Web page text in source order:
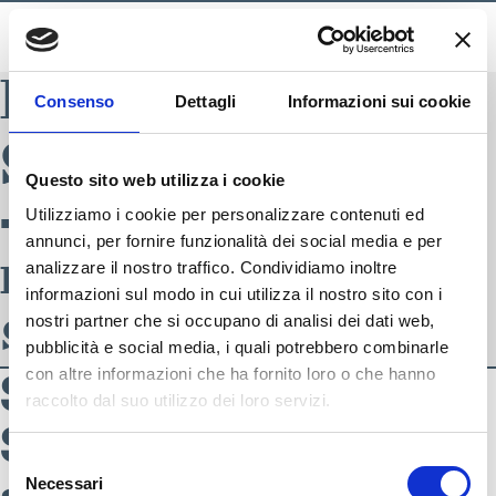
Consenso Dettagli Informazioni sui cookie
Questo sito web utilizza i cookie
Utilizziamo i cookie per personalizzare contenuti ed
annunci, per fornire funzionalità dei social media e per
analizzare il nostro traffico. Condividiamo inoltre
informazioni sul modo in cui utilizza il nostro sito con i
nostri partner che si occupano di analisi dei dati web,
pubblicità e social media, i quali potrebbero combinarle
con altre informazioni che ha fornito loro o che hanno
raccolto dal suo utilizzo dei loro servizi.
Selezione
delNecessari
BLADE INDEX
SS22_DSC_7749
– SS22
multigender
sportswear
SS22_DSC_7749 –
SS22 multigender